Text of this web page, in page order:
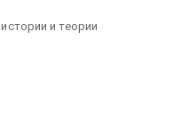
и теории